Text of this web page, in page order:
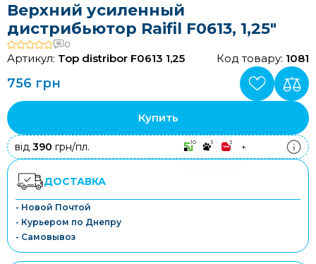
Верхний усиленный
дистрибьютор Raifil F0613, 1,25″
0
Артикул: Top distribor F0613 1,25 Код товару: 1081
756 грн
Купить
від 390 грн/пл. 10 3 3 +
ДОСТАВКА
- Новой Почтой
- Курьером по Днепру
- Самовывоз